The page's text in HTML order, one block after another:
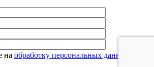
на обработку персональных данных